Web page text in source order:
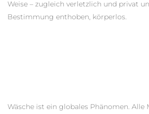
Weise – zugleich verletzlich und privat
Bestimmung enthoben, körperlos.
Wäsche ist ein globales Phänomen. Alle